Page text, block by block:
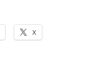
X